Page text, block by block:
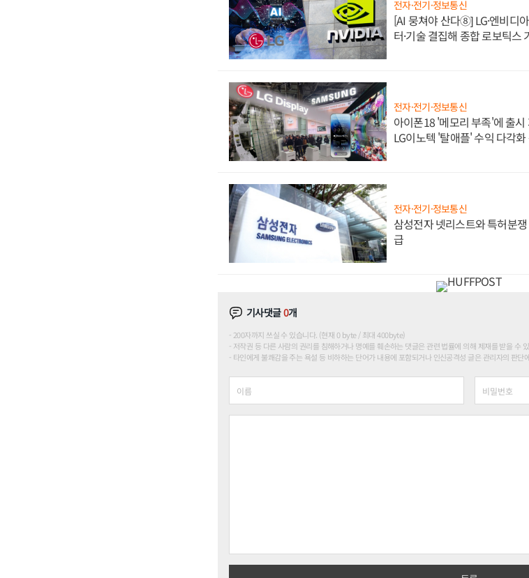
전자·전기·정보통신
[AI 뭉쳐야 산다⑧] LG·엔비디
터·기술 결집해 종합 로보틱스
전자·전기·정보통신
아이폰18 '메모리 부족'에 출
LG이노텍 '탈애플' 수익 다각화
전자·전기·정보통신
삼성전자 넷리스트와 특허분
급
기사댓글0개
200자까지 쓰실 수 있습니다. (현재 0 byte / 최대 400byte)
저작권 등 다른 사람의 권리를 침해하거나 명예를 훼손하는 댓글은 관련 법률에 의해 제재를 받을 수
타인에게 불쾌감을 주는 욕설 등 비하하는 단어가 내용에 포함되거나 인신공격성 글은 관리자의 판단